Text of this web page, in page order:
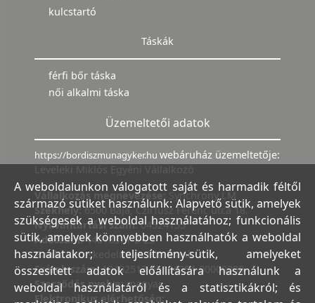
kulcstartó
Táskák
férfi bőr táska
női alkalmi táska
Üzemeltetői adatok
https://bordiszmunagyker.hu webáruház üzemeltetője:
Leveleki Miklós Egyéni Vállalkozó
Vállalkozás megnevezése: Synchrony LM
Székhely:6500 Baja, Czirfusz Ferenc utca 18.
Nyilvántartási szám:04524155
Adószám:44018371-2-23
Bank:Kereskedelmi és Hitelbank
Számlaszám:10402513-25154254-00000000
Szerződés nyelve:magyar
Elektronikus elérhetőség:
A weboldalunkon válogatott saját és harmadik féltől
származó sütiket használunk: Alapvető sütik, amelyek
szükségesek a weboldal használatához; funkcionális
sütik, amelyek könnyebben használhatók a weboldal
használatakor; teljesítmény-sütik, amelyeket
összesített adatok előállítására használunk a
weboldal használatáról és a statisztikákról; és